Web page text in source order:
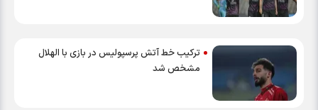
ترکیب خط آتش پرسپولیس در بازی با الهلال
مشخص شد